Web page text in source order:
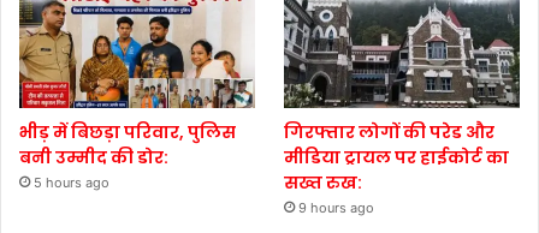
भीड़ में बिछड़ा परिवार, पुलिस
बनी उम्मीद की डोर:
5 hours ago
गिरफ्तार लोगों की परेड और
मीडिया ट्रायल पर हाईकोर्ट का
सख्त रुख:
9 hours ago